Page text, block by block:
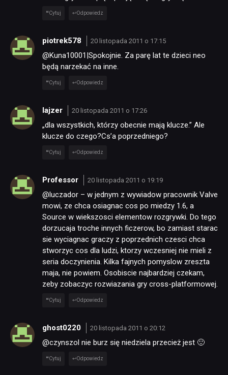
Cytuj Odpowiedz
piotrek578 20 listopada 2011 o 17:15
@Kuna10001|Spokojnie. Za parę lat te dzieci neo
będą narzekać na inne.
Cytuj Odpowiedz
lajzer 20 listopada 2011 o 17:26
„dla wszystkich, którzy obecnie mają klucze.” Ale
klucze do czego?Cs’a poprzedniego?
Cytuj Odpowiedz
Professor 20 listopada 2011 o 19:19
@luczador – w jednym z wywiadow pracownik Valve
mowi, ze chca osiagnac cos po miedzy 1.6, a
Source w wiekszosci elementow rozgrywki. Do tego
dorzucaja troche innych ficzerow, bo zamiast starac
sie wyciagnac graczy z poprzednich czesci chca
stworzyc cos dla ludzi, ktorzy wczesniej nie mieli z
seria doczynienia. Kilka fajnych pomyslow zreszta
maja, nie powiem. Osobiscie najbardziej czekam,
zeby zobaczyc rozwiazania gry cross-platformowej.
Cytuj Odpowiedz
ghost0220 20 listopada 2011 o 20:12
@czynszol nie burz się niedziela przecież jest 🙂
Cytuj Odpowiedz